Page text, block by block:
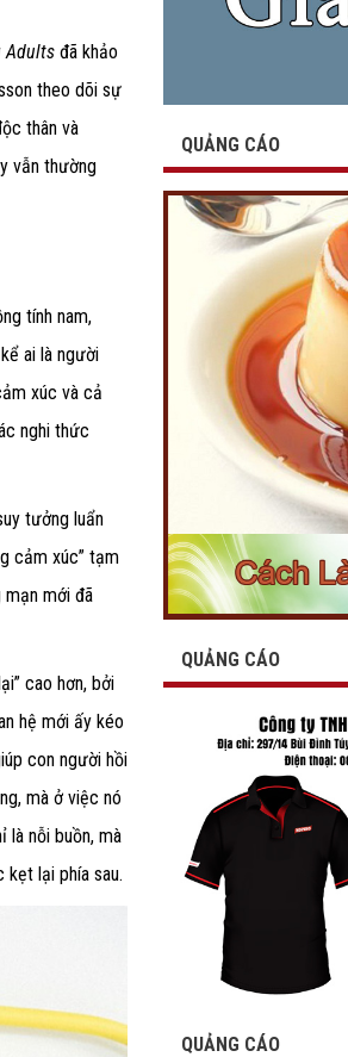
Adults đã khảo
theo dõi sự
thân và
vẫn thường
tính nam,
ai là người
xúc và cả
nghi thức
tưởng luẩn
cảm xúc” tạm
mạn mới đã
cao hơn, bởi
hệ mới ấy kéo
con người hồi
mà ở việc nó
là nỗi buồn, mà
kẹt lại phía sau.
QUẢNG CÁO
QUẢNG CÁO
QUẢNG CÁO